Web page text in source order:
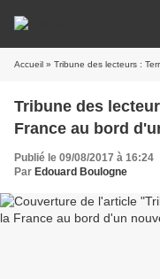
Accueil » Tribune des lecteurs :
Tribune des
France au bord
Publié le 09/08/2017 à 16:24
Par Edouard Boulogne